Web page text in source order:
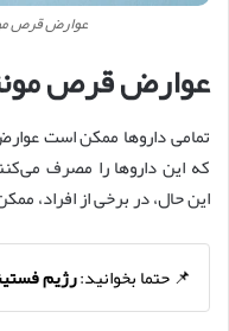
عوارض قرص مونته
عوارض قرص
تمامی داروها ممکن است
که این داروها را مصرف
این حال، در برخی از افراد،
📌 حتما بخوانید:رژیم